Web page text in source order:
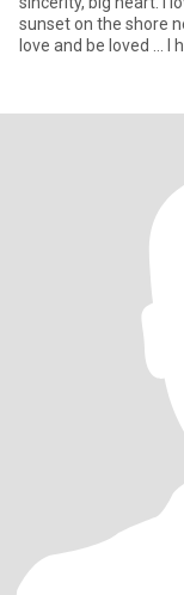
sunset on the shore
love and be loved ...